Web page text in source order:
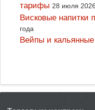
тарифы 28 июля
Висковые напитки
года
Вейпы и